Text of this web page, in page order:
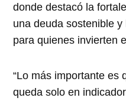
donde destacó la
una deuda sostenible
para quienes invierten
“Lo más importante es
queda solo en